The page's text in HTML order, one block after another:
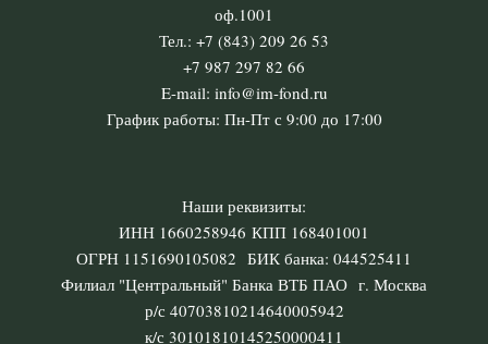
оф.1001
Тел.: +7 (843) 209 26 53
+7 987 297 82 66
E-mail: info@im-fond.ru
График работы: Пн-Пт с 9:00 до 17:00
Наши реквизиты:
ИНН 1660258946 КПП 168401001
ОГРН 1151690105082 БИК банка: 044525411
Филиал "Центральный" Банка ВТБ ПАО г. Москва
р/с 40703810214640005942
к/с 30101810145250000411